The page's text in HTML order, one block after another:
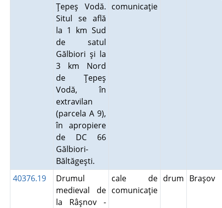
Ţepeş Vodă.
Situl se află
la 1 km Sud
de satul
Gălbiori şi la
3 km Nord
de Ţepeş
Vodă, în
extravilan
(parcela A 9),
în apropiere
de DC 66
Gălbiori-
Băltăgeşti.
comunicaţie
40376.19
Drumul
medieval de
la Râşnov -
cale de
comunicaţie
drum Braşov